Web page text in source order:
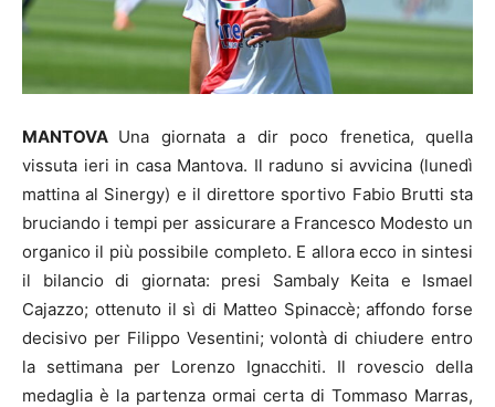
MANTOVA Una giornata a dir poco frenetica, quella
vissuta ieri in casa Mantova. Il raduno si avvicina (lunedì
mattina al Sinergy) e il direttore sportivo Fabio Brutti sta
bruciando i tempi per assicurare a Francesco Modesto un
organico il più possibile completo. E allora ecco in sintesi
il bilancio di giornata: presi Sambaly Keita e Ismael
Cajazzo; ottenuto il sì di Matteo Spinaccè; affondo forse
decisivo per Filippo Vesentini; volontà di chiudere entro
la settimana per Lorenzo Ignacchiti. Il rovescio della
medaglia è la partenza ormai certa di Tommaso Marras,